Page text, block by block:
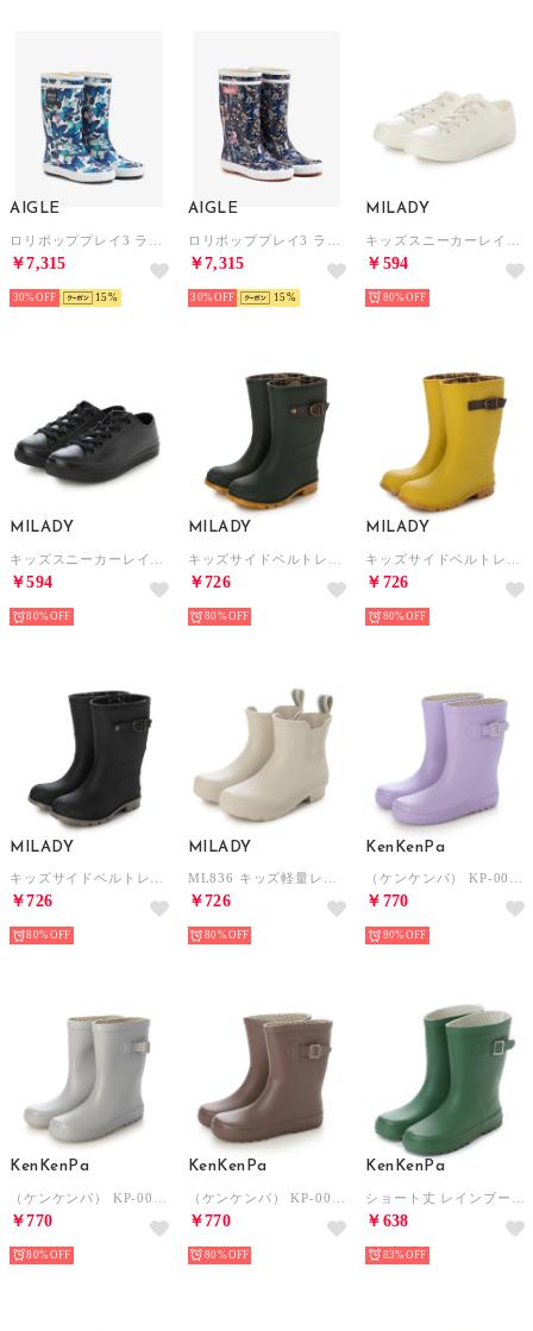
AIGLE
￥7,315
30% 15
AIGLE
￥7,315
30% 15
MILADY
￥594
80%
MILADY
￥594
80%
MILADY
￥726
80%
MILADY
￥726
80%
MILADY
￥726
80%
MILADY
￥726
80%
KenKenPa
￥770
80%
KenKenPa
￥770
80%
KenKenPa
￥770
80%
KenKenPa
￥638
83%